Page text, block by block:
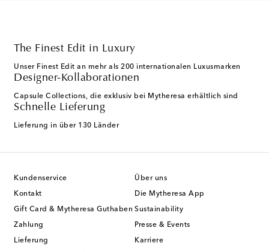
The Finest Edit in Luxury
Unser Finest Edit an mehr als 200 internationalen Luxusmarken
Designer-Kollaborationen
Capsule Collections, die exklusiv bei Mytheresa erhältlich sind
Schnelle Lieferung
Lieferung in über 130 Länder
Kundenservice
Kontakt
Gift Card & Mytheresa Guthaben
Zahlung
Lieferung
Über uns
Die Mytheresa App
Sustainability
Presse & Events
Karriere